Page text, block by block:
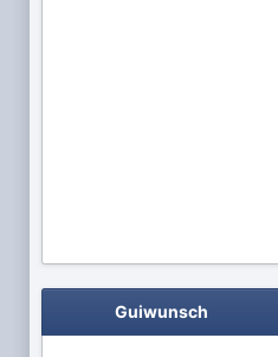
Guiwunsch